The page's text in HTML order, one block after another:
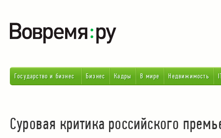
Государство и бизнес Бизнес Кадры В мире Недвижимость
Суровая критика российского